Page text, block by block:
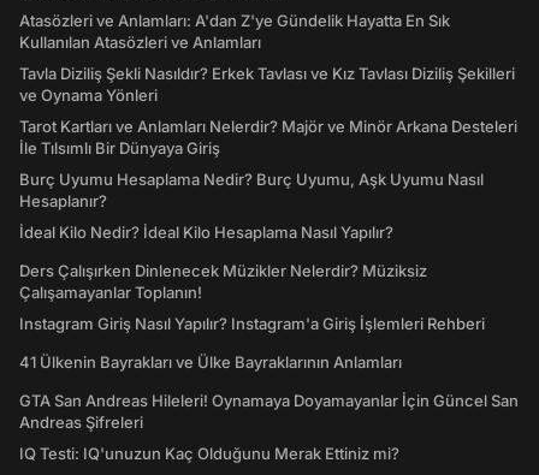
Atasözleri ve Anlamları: A'dan Z'ye Gündelik Hayatta En Sık
Kullanılan Atasözleri ve Anlamları
Tavla Diziliş Şekli Nasıldır? Erkek Tavlası ve Kız Tavlası Diziliş Şekilleri
ve Oynama Yönleri
Tarot Kartları ve Anlamları Nelerdir? Majör ve Minör Arkana Desteleri
İle Tılsımlı Bir Dünyaya Giriş
Burç Uyumu Hesaplama Nedir? Burç Uyumu, Aşk Uyumu Nasıl
Hesaplanır?
İdeal Kilo Nedir? İdeal Kilo Hesaplama Nasıl Yapılır?
Ders Çalışırken Dinlenecek Müzikler Nelerdir? Müziksiz
Çalışamayanlar Toplanın!
Instagram Giriş Nasıl Yapılır? Instagram'a Giriş İşlemleri Rehberi
41 Ülkenin Bayrakları ve Ülke Bayraklarının Anlamları
GTA San Andreas Hileleri! Oynamaya Doyamayanlar İçin Güncel San
Andreas Şifreleri
IQ Testi: IQ'unuzun Kaç Olduğunu Merak Ettiniz mi?